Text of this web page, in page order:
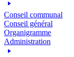
Conseil communal
Conseil général
Organigramme
Administration